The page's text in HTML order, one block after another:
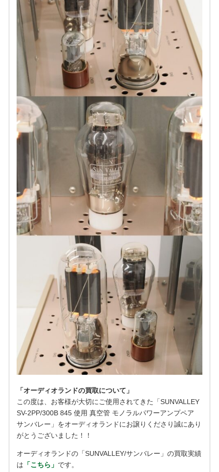
「オーディオランドの買取について」
この度は、お客様が大切にご使用されてきた「SUNVALLEY
SV-2PP/300B 845 使用 真空管 モノラルパワーアンプペア
サンバレー」をオーディオランドにお譲りくださり誠にあり
がとうございました！！
オーディオランドの「SUNVALLEY/サンバレー」の買取実績
は 「こちら」 です。